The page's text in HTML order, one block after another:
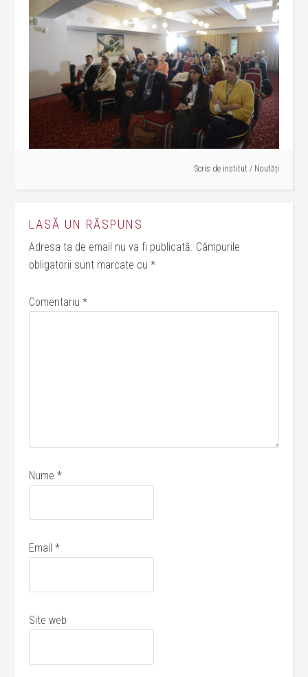
Scris de institut / Noutăți
LASĂ UN RĂSPUNS
Adresa ta de email nu va fi publicată. Câmpurile
obligatorii sunt marcate cu*
Comentariu*
Nume*
Email*
Site web